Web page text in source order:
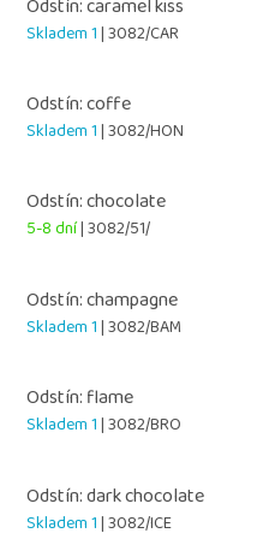
Odstín: caramel kiss
Skladem 1| 3082/CAR
Odstín: coffe
Skladem 1| 3082/HON
Odstín: chocolate
5-8 dní| 3082/51/
Odstín: champagne
Skladem 1| 3082/BAM
Odstín: flame
Skladem 1| 3082/BRO
Odstín: dark chocolate
Skladem 1| 3082/ICE